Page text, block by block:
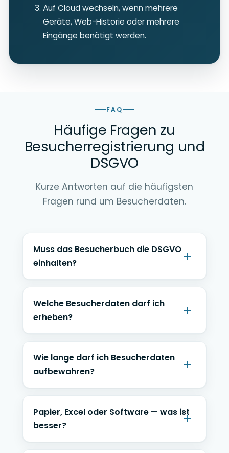
Auf Cloud wechseln, wenn mehrere
Geräte, Web-Historie oder mehrere
Eingänge benötigt werden.
FAQ
Häufige Fragen zu
Besucherregistrierung und
DSGVO
Kurze Antworten auf die häufigsten
Fragen rund um Besucherdaten.
Muss das Besucherbuch die DSGVO
einhalten?
Welche Besucherdaten darf ich
erheben?
Wie lange darf ich Besucherdaten
aufbewahren?
Papier, Excel oder Software — was ist
besser?